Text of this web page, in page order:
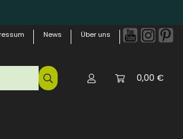
News Über uns
0,00 €